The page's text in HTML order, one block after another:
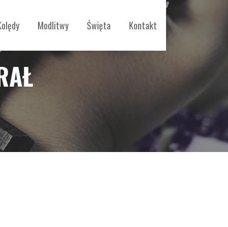
Modlitwy Święta Kontakt